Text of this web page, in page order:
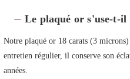
Le plaqué or s'use-t-il
Notre plaqué or 18 carats (3
entretien régulier, il conserve son
années.